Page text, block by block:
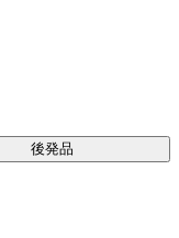
後発品